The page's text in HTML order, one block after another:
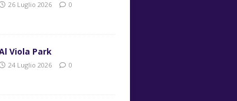
26 Luglio 2026 0
Viola Park
24 Luglio 2026 0